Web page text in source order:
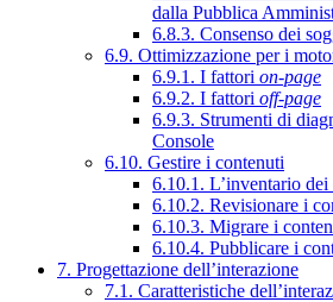
dalla Pubblica
6.8.3. Consenso dei
6.9. Ottimizzazione per i
6.9.1. I fattori on-page
6.9.2. I fattori off-page
6.9.3. Strumenti di
Console
6.10. Gestire i contenuti
6.10.1. L’inventario dei
6.10.2. Revisionare i
6.10.3. Migrare i
6.10.4. Pubblicare i
7. Progettazione dell’interazione
7.1. Caratteristiche